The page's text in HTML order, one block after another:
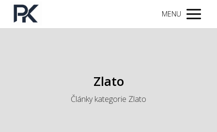
MENU
Zlato
Články kategorie Zlato